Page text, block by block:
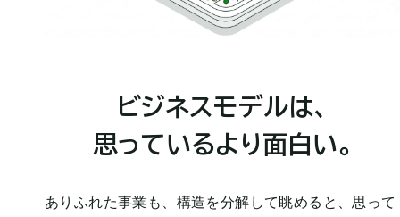
ビジネスモデルは、
思っているより面白い。
ありふれた事業も、構造を分解して眺めると、思って